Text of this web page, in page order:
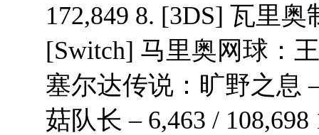
172,849 8. [3DS] 瓦里奥
[Switch] 马里奥网球：
塞尔达传说：旷野之息
菇队长 – 6,463 /